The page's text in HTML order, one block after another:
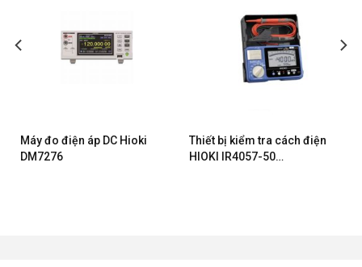
Máy đo điện áp DC Hioki
DM7276
Thiết bị kiểm tra cách điện
HIOKI IR4057-50